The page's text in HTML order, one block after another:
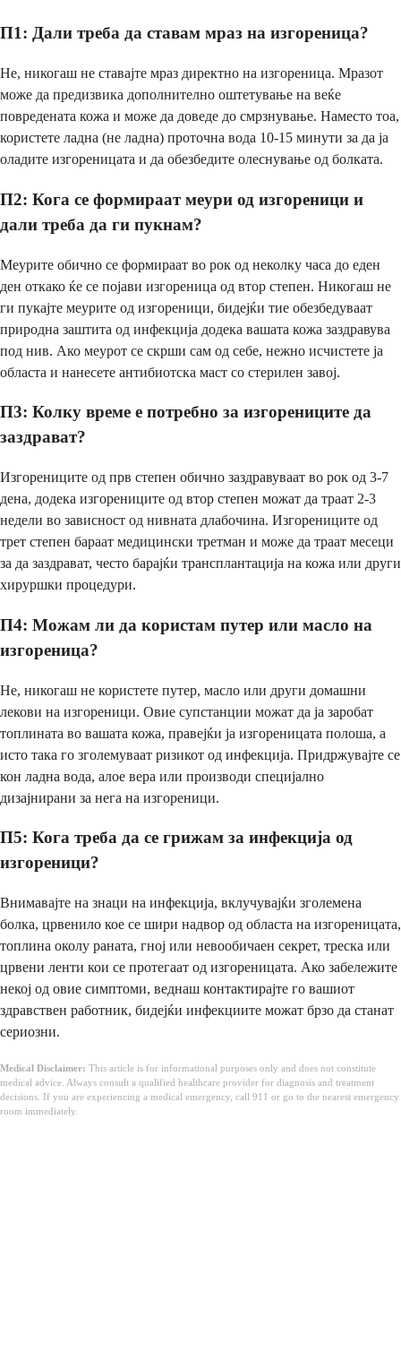
П1: Дали треба да ставам мраз на изгореница?
Не, никогаш не ставајте мраз директно на изгореница. Мразот
може да предизвика дополнително оштетување на веќе
повредената кожа и може да доведе до смрзнување. Наместо тоа,
користете ладна (не ладна) проточна вода 10-15 минути за да ја
оладите изгореницата и да обезбедите олеснување од болката.
П2: Кога се формираат меури од изгореници и
дали треба да ги пукнам?
Меурите обично се формираат во рок од неколку часа до еден
ден откако ќе се појави изгореница од втор степен. Никогаш не
ги пукајте меурите од изгореници, бидејќи тие обезбедуваат
природна заштита од инфекција додека вашата кожа заздравува
под нив. Ако меурот се скрши сам од себе, нежно исчистете ја
областа и нанесете антибиотска маст со стерилен завој.
П3: Колку време е потребно за изгорениците да
заздрават?
Изгорениците од прв степен обично заздравуваат во рок од 3-7
дена, додека изгорениците од втор степен можат да траат 2-3
недели во зависност од нивната длабочина. Изгорениците од
трет степен бараат медицински третман и може да траат месеци
за да заздрават, често барајќи трансплантација на кожа или други
хируршки процедури.
П4: Можам ли да користам путер или масло на
изгореница?
Не, никогаш не користете путер, масло или други домашни
лекови на изгореници. Овие супстанции можат да ја заробат
топлината во вашата кожа, правејќи ја изгореницата полоша, а
исто така го зголемуваат ризикот од инфекција. Придржувајте се
кон ладна вода, алое вера или производи специјално
дизајнирани за нега на изгореници.
П5: Кога треба да се грижам за инфекција од
изгореници?
Внимавајте на знаци на инфекција, вклучувајќи зголемена
болка, црвенило кое се шири надвор од областа на изгореницата,
топлина околу раната, гној или невообичаен секрет, треска или
црвени ленти кои се протегаат од изгореницата. Ако забележите
некој од овие симптоми, веднаш контактирајте го вашиот
здравствен работник, бидејќи инфекциите можат брзо да станат
сериозни.
Medical Disclaimer: This article is for informational purposes only and does not constitute
medical advice. Always consult a qualified healthcare provider for diagnosis and treatment
decisions. If you are experiencing a medical emergency, call 911 or go to the nearest emergency
room immediately.